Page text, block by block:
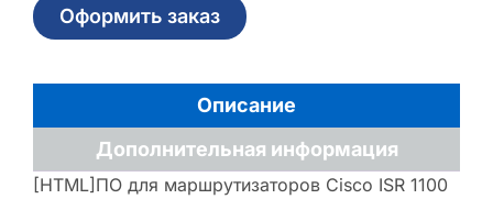
Оформить заказ
Описание
Дополнительная информация
[HTML]ПО для маршрутизаторов Cisco ISR 1100